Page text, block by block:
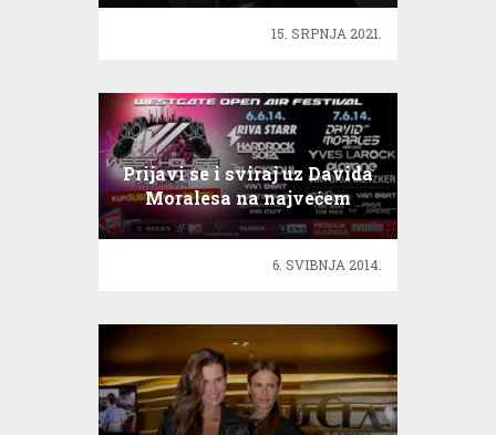
15. SRPNJA 2021.
Prijavi se i sviraj uz Davida
Moralesa na najvećem
partyju
6. SVIBNJA 2014.